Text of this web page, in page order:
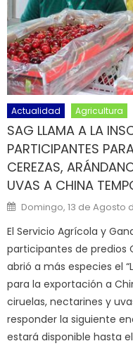
Actualidad Agricultura
SAG LLAMA A LA
PARTICIPANTES
CEREZAS,
UVAS A CHINA
Posted on
Domingo, 13 de Agosto
El Servicio Agrícola y
participantes de predios
abrió a más especies el
para la exportación a
ciruelas, nectarines y
responder la siguiente
estará disponible hasta